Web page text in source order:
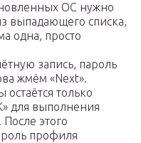
ОС нужно
выпадающего списка,
одна, просто
запись, пароль
жмём «Next».
только
для выполнения
После этого
профиля